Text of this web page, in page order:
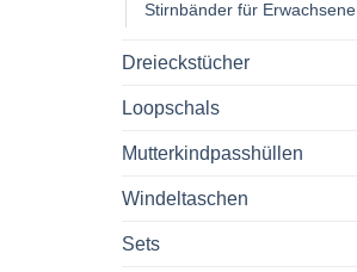
Stirnbänder für Erwachsene
Dreieckstücher
Loopschals
Mutterkindpasshüllen
Windeltaschen
Sets